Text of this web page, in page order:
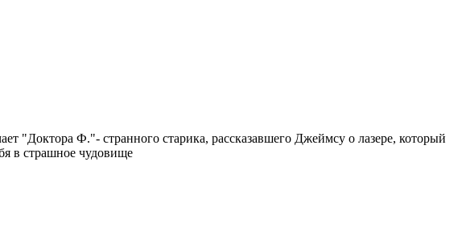
"Доктора Ф."- странного старика, рассказавшего Джеймсу о лазере, который
в страшное чудовище